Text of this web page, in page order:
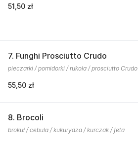
51,50 zł
7. Funghi Prosciutto Crudo
pieczarki / pomidorki / rukola / prosciutto Crudo
55,50 zł
8. Brocoli
brokuł / cebula / kukurydza / kurczak / feta